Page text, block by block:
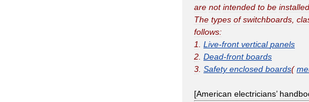
are not intended to be installed
The types of switchboards
follows:
1
Live-front vertical panels
2 Dead-front boards
3 Safety enclosed boards(
[American electricians’